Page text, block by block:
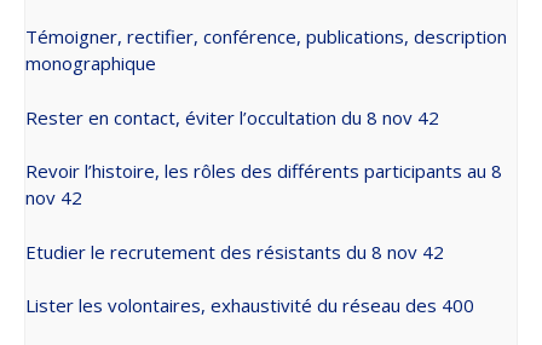
Témoigner, rectifier, conférence, publications, description
monographique
Rester en contact, éviter l’occultation du 8 nov 42
Revoir l’histoire, les rôles des différents participants au 8
nov 42
Etudier le recrutement des résistants du 8 nov 42
Lister les volontaires, exhaustivité du réseau des 400